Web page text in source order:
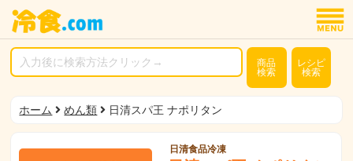
商品
検索
レシピ
検索
ホーム めん類 日清スパ王 ナポリタン
日清食品冷凍